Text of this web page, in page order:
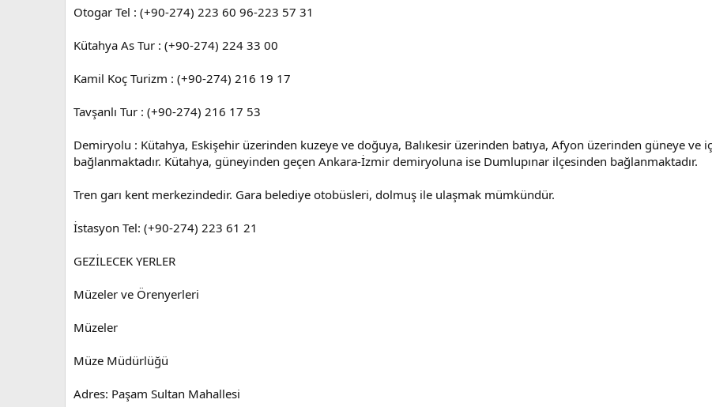
Otogar Tel : (+90-274) 223 60 96-223 57 31
Kütahya As Tur : (+90-274) 224 33 00
Kamil Koç Turizm : (+90-274) 216 19 17
Tavşanlı Tur : (+90-274) 216 17 53
Demiryolu : Kütahya, Eskişehir üzerinden kuzeye ve doğuya, Balıkesir üzerinden batıya, Afyon üzerinden güneye ve
bağlanmaktadır. Kütahya, güneyinden geçen Ankara-İzmir demiryoluna ise Dumlupınar ilçesinden bağlanmaktadır.
Tren garı kent merkezindedir. Gara belediye otobüsleri, dolmuş ile ulaşmak mümkündür.
İstasyon Tel: (+90-274) 223 61 21
GEZİLECEK YERLER
Müzeler ve Örenyerleri
Müzeler
Müze Müdürlüğü
Adres: Paşam Sultan Mahallesi